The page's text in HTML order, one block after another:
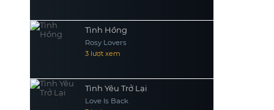
Tình Hồng
Rosy Lovers
3 lượt xem
Tình Yêu Trở Lại
Love Is Back